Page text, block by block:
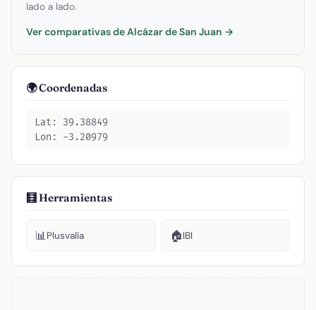
lado a lado.
Ver comparativas de Alcázar de San Juan →
🌍 Coordenadas
Lat: 39.38849
Lon: -3.20979
🧮 Herramientas
📊Plusvalía 🏠IBI